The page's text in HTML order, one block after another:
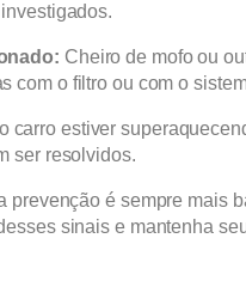
Cheiro de mofo ou
com o filtro ou com o
carro estiver
ser resolvidos.
prevenção é sempre mais
sinais e mantenha